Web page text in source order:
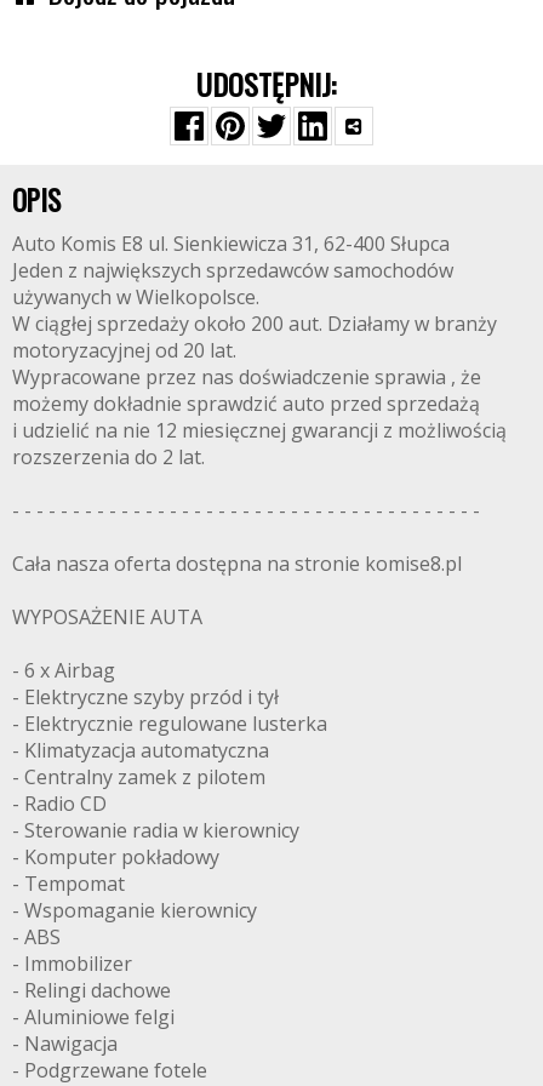
UDOSTĘPNIJ:
OPIS
Auto Komis E8 ul. Sienkiewicza 31, 62-400 Słupca
Jeden z największych sprzedawców samochodów
używanych w Wielkopolsce.
W ciągłej sprzedaży około 200 aut. Działamy w branży
motoryzacyjnej od 20 lat.
Wypracowane przez nas doświadczenie sprawia , że
możemy dokładnie sprawdzić auto przed sprzedażą
i udzielić na nie 12 miesięcznej gwarancji z możliwością
rozszerzenia do 2 lat.
- - - - - - - - - - - - - - - - - - - - - - - - - - - - - - - - - - - - - - -
Cała nasza oferta dostępna na stronie komise8.pl
WYPOSAŻENIE AUTA
- 6 x Airbag
- Elektryczne szyby przód i tył
- Elektrycznie regulowane lusterka
- Klimatyzacja automatyczna
- Centralny zamek z pilotem
- Radio CD
- Sterowanie radia w kierownicy
- Komputer pokładowy
- Tempomat
- Wspomaganie kierownicy
- ABS
- Immobilizer
- Relingi dachowe
- Aluminiowe felgi
- Nawigacja
- Podgrzewane fotele